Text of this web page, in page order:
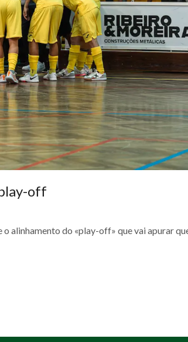
off
alinhamento do «play-off» que vai apurar